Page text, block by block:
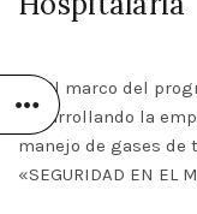
En el marco del
desarrollando la
manejo de gases de
«SEGURIDAD EN EL